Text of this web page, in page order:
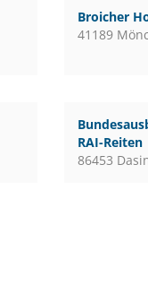
Broicher
41189
RAI-Reiten
86453